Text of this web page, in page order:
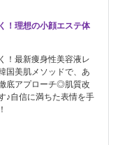
！理想の小顔エステ体
！最新痩身性美容液レ
国美肌メソッドで、あ
底アプローチ◎肌質改
♪自信に満ちた表情を手